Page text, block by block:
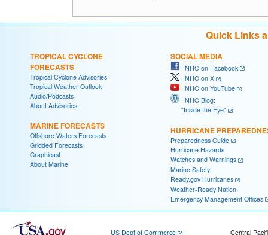
Quick Links
TROPICAL CYCLONE
FORECASTS
Tropical Cyclone Advisories
Tropical Weather Outlook
Audio/Podcasts
About Advisories
MARINE FORECASTS
Offshore Waters Forecasts
Gridded Forecasts
Graphicast
About Marine
SOCIAL MEDIA
NHC on Facebook
NHC on X
NHC on YouTube
NHC Blog:
"Inside the Eye"
HURRICANE
Preparedness Guide
Hurricane Hazards
Watches and Warnings
Marine Safety
Ready.gov Hurricanes
Weather-Ready Nation
Emergency Management Offices
US Dept of Commerce Central